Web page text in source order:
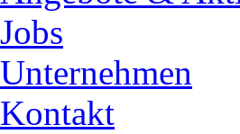
Jobs
Unternehmen
Kontakt